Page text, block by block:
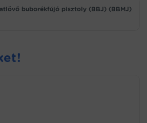
buborékfújó pisztoly (BBJ) (BBMJ)